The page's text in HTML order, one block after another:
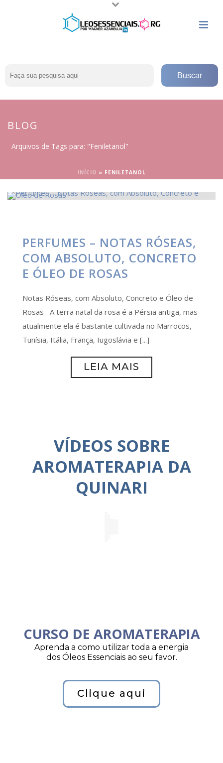
BLOG
Arquivos de Tags para: "Feniletanol"
INÍCIO » FENILETANOL
PERFUMES – NOTAS RÓSEAS,
COM ABSOLUTO, CONCRETO
E ÓLEO DE ROSAS
Notas Róseas, com Absoluto, Concreto e Óleo de
Rosas A terra natal da rosa é a Pérsia antiga, mas
atualmente ela é bastante cultivada no Marrocos,
Tunísia, Itália, França, Iugoslávia e [...]
LEIA MAIS
VÍDEOS SOBRE
AROMATERAPIA DA
QUINARI
CURSO DE AROMATERAPIA
Aprenda a como utilizar toda a energia
dos Óleos Essenciais ao seu favor.
Clique aqui